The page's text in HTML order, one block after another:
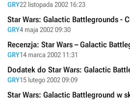
GRY22 listopada 2002 16:23
Star Wars: Galactic Battlegrounds -
GRY4 maja 2002 09:30
Recenzja: Star Wars – Galactic
GRY14 marca 2002 11:31
Dodatek do Star Wars: Galactic
GRY15 lutego 2002 09:09
Star Wars: Galactic Battleground w